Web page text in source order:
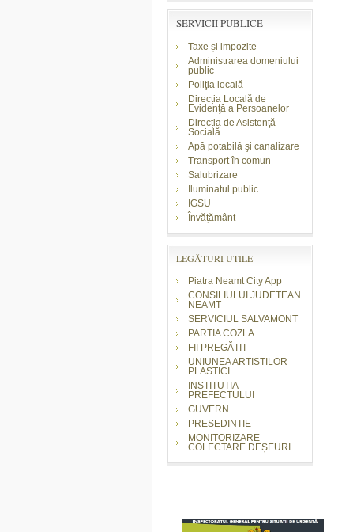
SERVICII PUBLICE
Taxe și impozite
Administrarea domeniului
public
Poliţia locală
Direcția Locală de
Evidenţă a Persoanelor
Direcția de Asistenţă
Socială
Apă potabilă şi canalizare
Transport în comun
Salubrizare
Iluminatul public
IGSU
Învățământ
LEGĂTURI UTILE
Piatra Neamt City App
CONSILIULUI JUDETEAN
NEAMT
SERVICIUL SALVAMONT
PARTIA COZLA
FII PREGĂTIT
UNIUNEA ARTISTILOR
PLASTICI
INSTITUTIA
PREFECTULUI
GUVERN
PRESEDINTIE
MONITORIZARE
COLECTARE DEȘEURI